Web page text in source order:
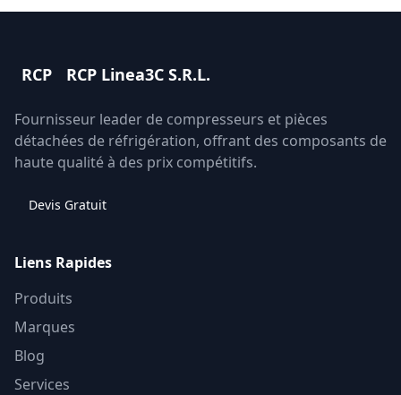
RCP RCP Linea3C S.R.L.
Fournisseur leader de compresseurs et pièces
détachées de réfrigération, offrant des composants de
haute qualité à des prix compétitifs.
Devis Gratuit
Liens Rapides
Produits
Marques
Blog
Services